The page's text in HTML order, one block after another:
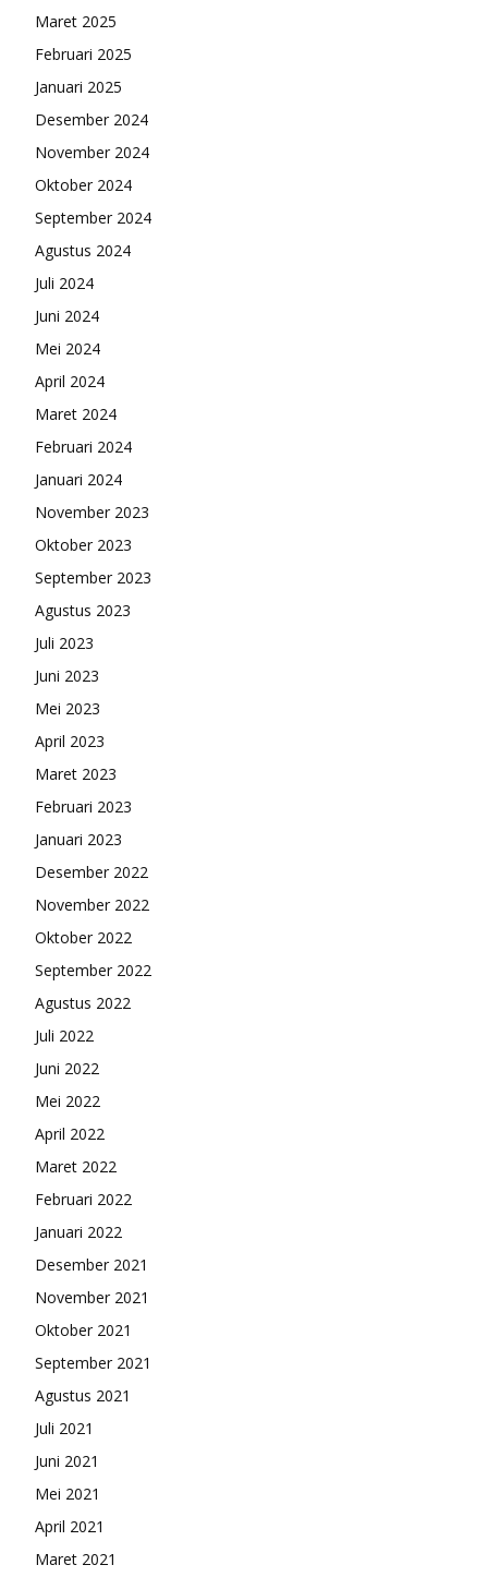
Maret 2025
Februari 2025
Januari 2025
Desember 2024
November 2024
Oktober 2024
September 2024
Agustus 2024
Juli 2024
Juni 2024
Mei 2024
April 2024
Maret 2024
Februari 2024
Januari 2024
November 2023
Oktober 2023
September 2023
Agustus 2023
Juli 2023
Juni 2023
Mei 2023
April 2023
Maret 2023
Februari 2023
Januari 2023
Desember 2022
November 2022
Oktober 2022
September 2022
Agustus 2022
Juli 2022
Juni 2022
Mei 2022
April 2022
Maret 2022
Februari 2022
Januari 2022
Desember 2021
November 2021
Oktober 2021
September 2021
Agustus 2021
Juli 2021
Juni 2021
Mei 2021
April 2021
Maret 2021